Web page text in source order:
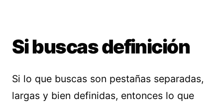
Si buscas definición
Si lo que buscas son pestañas separadas,
largas y bien definidas, entonces lo que